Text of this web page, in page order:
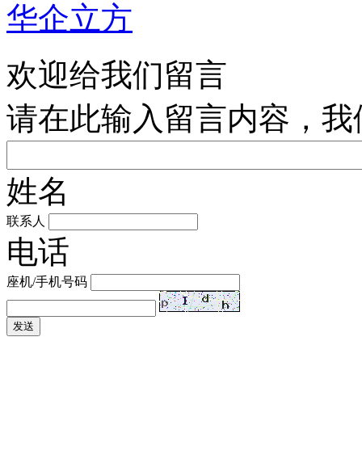
华企立方
欢迎给我们留言
请在此输入留言内容，
姓名
联系人
电话
座机/手机号码